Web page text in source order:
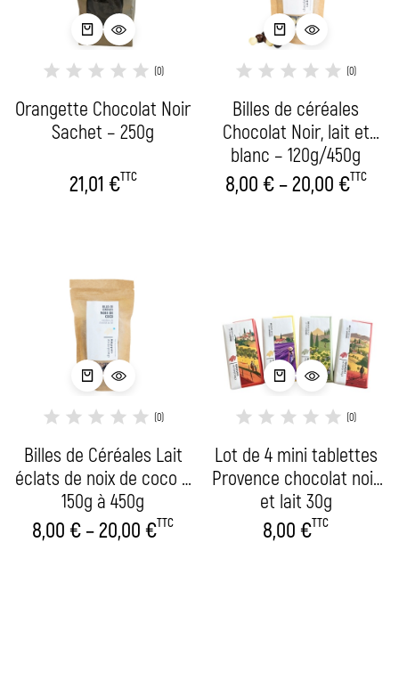
(0)
Orangette Chocolat Noir
Sachet – 250g
21,01 €TTC
(0)
Billes de céréales
Chocolat Noir, lait et
blanc – 120g/450g
8,00 €–20,00 €TTC
(0)
Billes de Céréales Lait
éclats de noix de coco –
150g à 450g
8,00€ –20,00€TTC
(0)
Lot de 4 mini tablettes
Provence chocolat noir
et lait 30g
8,00€TTC